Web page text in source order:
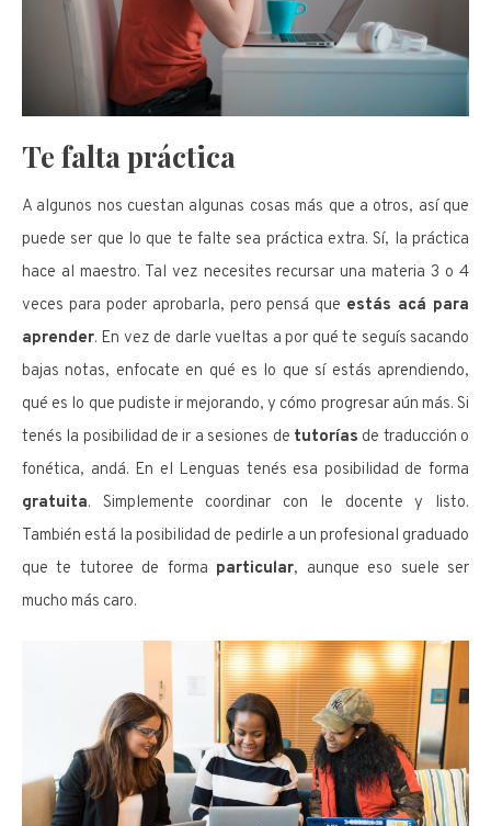
Te falta práctica
A algunos nos cuestan algunas cosas más que a otros, así que
puede ser que lo que te falte sea práctica extra. Sí, la práctica
hace al maestro. Tal vez necesites recursar una materia 3 o 4
veces para poder aprobarla, pero pensá que estás acá para
aprender. En vez de darle vueltas a por qué te seguís sacando
bajas notas, enfocate en qué es lo que sí estás aprendiendo,
qué es lo que pudiste ir mejorando, y cómo progresar aún más. Si
tenés la posibilidad de ir a sesiones de tutorías de traducción o
fonética, andá. En el Lenguas tenés esa posibilidad de forma
gratuita. Simplemente coordinar con le docente y listo.
También está la posibilidad de pedirle a un profesional graduado
que te tutoree de forma particular, aunque eso suele ser
mucho más caro.